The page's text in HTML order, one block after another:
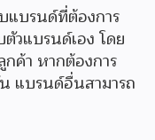
แบรนด์ที่ต้องการ
วแบรนด์เอง โดย
ค้า หากต้องการ
แบรนด์อื่นสามารถ